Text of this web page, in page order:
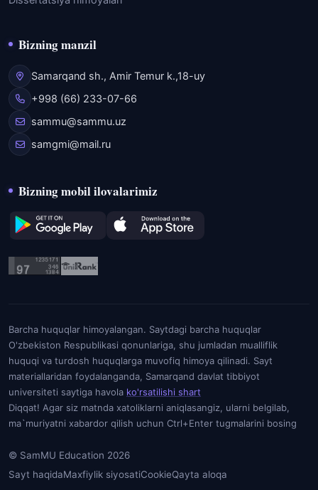
Bizning manzil
Samarqand sh., Amir Temur k.,18-uy
+998 (66) 233-07-66
sammu@sammu.uz
samgmi@mail.ru
Bizning mobil ilovalarimiz
Barcha huquqlar himoyalangan. Saytdagi barcha huquqlar
O'zbekiston Respublikasi qonunlariga, shu jumladan mualliflik
huquqi va turdosh huquqlarga muvofiq himoya qilinadi. Sayt
materiallaridan foydalanganda, Samarqand davlat tibbiyot
universiteti saytiga havola ko'rsatilishi shart
Diqqat! Agar siz matnda xatoliklarni aniqlasangiz, ularni belgilab,
ma`muriyatni xabardor qilish uchun Ctrl+Enter tugmalarini bosing
© SamMU Education 2026
Sayt haqidaMaxfiylik siyosatiCookieQayta aloqa